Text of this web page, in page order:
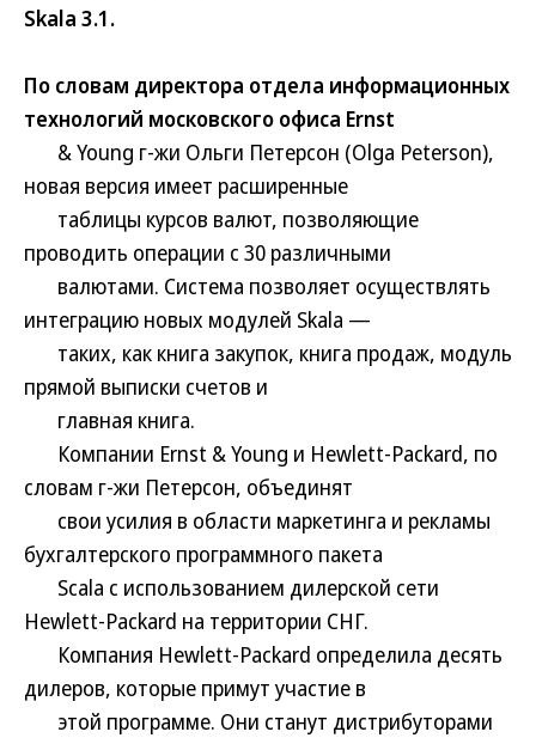
Skala 3.1.
По словам директора отдела информационных
технологий московского офиса Ernst
& Young г-жи Ольги Петерсон (Olga Peterson),
новая версия имеет расширенные
таблицы курсов валют, позволяющие
проводить операции с 30 различными
валютами. Система позволяет осуществлять
интеграцию новых модулей Skala —
таких, как книга закупок, книга продаж, модуль
прямой выписки счетов и
главная книга.
Компании Ernst & Young и Hewlett-Packard, по
словам г-жи Петерсон, объединят
свои усилия в области маркетинга и рекламы
бухгалтерского программного пакета
Scala с использованием дилерской сети
Нewlett-Рackard на территории СНГ.
Компания Hewlett-Packard определила десять
дилеров, которые примут участие в
этой программе. Они станут дистрибуторами